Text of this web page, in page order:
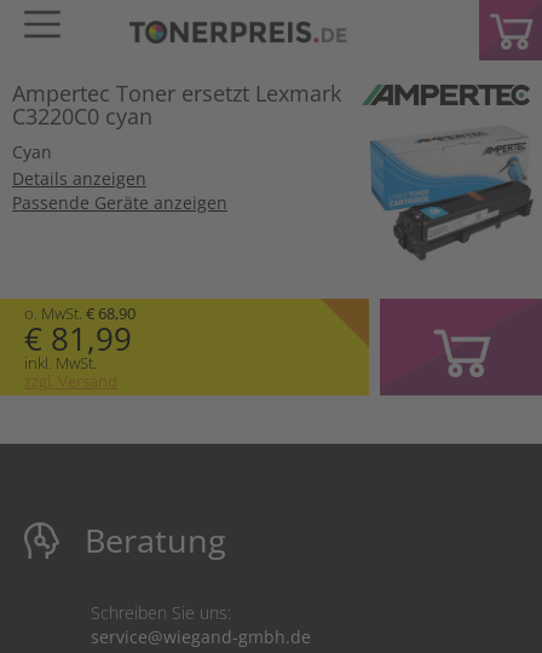
Ampertec Toner ersetzt Lexmark
C3220C0 cyan
Cyan
Details anzeigen
Passende Geräte anzeigen
o. MwSt. € 68,90
€ 81,99
inkl. MwSt.
zzgl. Versand
Beratung
Schreiben Sie uns:
service@wiegand-gmbh.de